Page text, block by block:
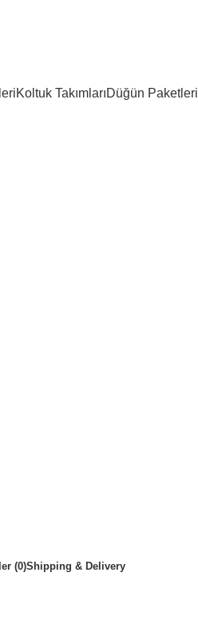
Koltuk TakımlarıDüğün Paketleri
(0)Shipping & Delivery